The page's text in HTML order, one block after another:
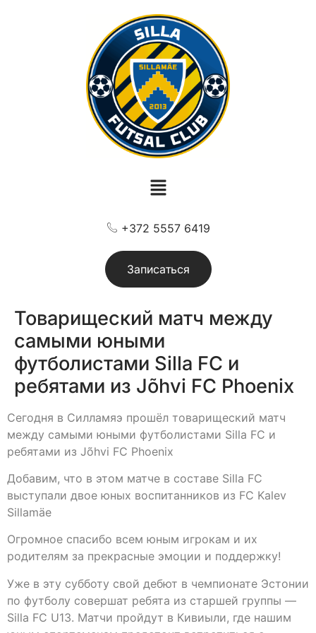
+372 5557 6419
Записаться
Товарищеский матч между
самыми юными
футболистами Silla FC и
ребятами из Jõhvi FC Phoenix
Сегодня в Силламяэ прошёл товарищеский матч
между самыми юными футболистами Silla FC и
ребятами из Jõhvi FC Phoenix
Добавим, что в этом матче в составе Silla FC
выступали двое юных воспитанников из FC Kalev
Sillamäe
Огромное спасибо всем юным игрокам и их
родителям за прекрасные эмоции и поддержку!
Уже в эту субботу свой дебют в чемпионате Эстонии
по футболу совершат ребята из старшей группы —
Silla FC U13. Матчи пройдут в Кивиыли, где нашим